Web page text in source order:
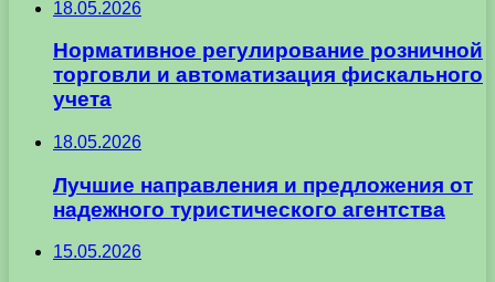
18.05.2026
Нормативное регулирование розничной
торговли и автоматизация фискального
учета
18.05.2026
Лучшие направления и предложения от
надежного туристического агентства
15.05.2026